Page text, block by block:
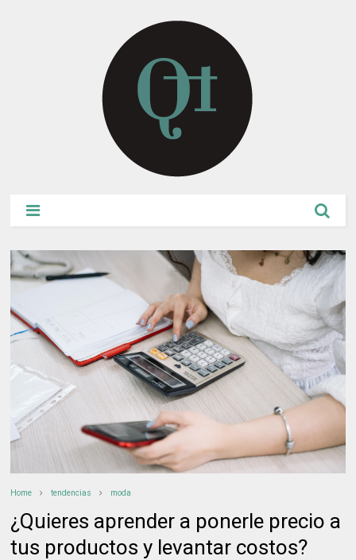
Home tendencias moda
¿Quieres aprender a ponerle precio a
tus productos y levantar costos?